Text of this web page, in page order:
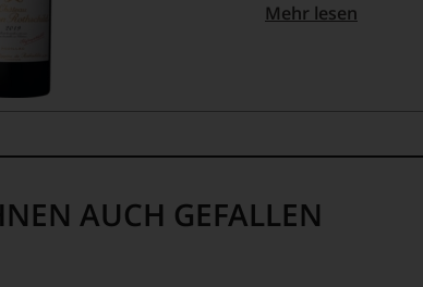
Mehr lesen
AUCH GEFALLEN